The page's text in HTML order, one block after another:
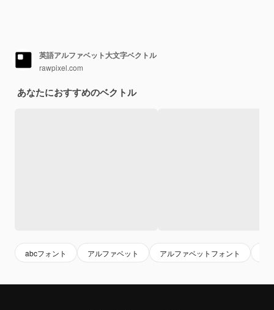
英語アルファベット大文字ベクトル
rawpixel.com
あなたにおすすめのベクトル
abcフォント アルファベット アルファベットフォント